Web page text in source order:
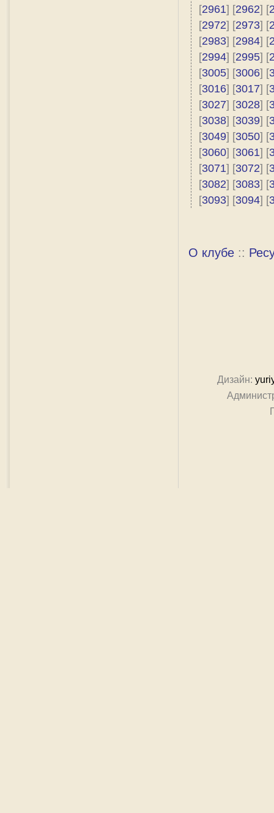
[2961] [2962] [
[2972] [2973] [
[2983] [2984] [
[2994] [2995] [
[3005] [3006] [
[3016] [3017] [
[3027] [3028] [
[3038] [3039] [
[3049] [3050] [
[3060] [3061] [
[3071] [3072] [
[3082] [3083] [
[3093] [3094] [
О клубе ::
Дизайн: